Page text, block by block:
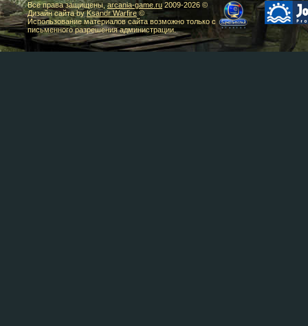
Все права защищены,arcania-game.ru2009-2026 ©
Дизайн сайта byKsandr Warfire©
Использование материалов сайта возможно только с
письменного разрешения администрации.